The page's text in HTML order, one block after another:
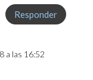
Responder
a las 16:52